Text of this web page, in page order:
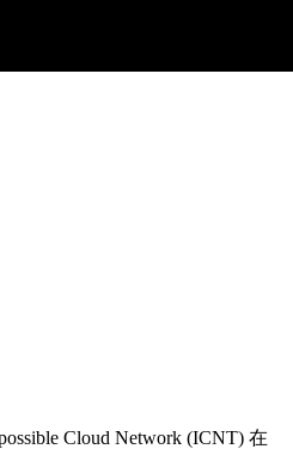
Network 價
Cloud Network (ICNT) 在